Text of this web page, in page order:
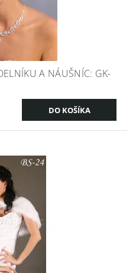
A NÁUŠNÍC: GK-